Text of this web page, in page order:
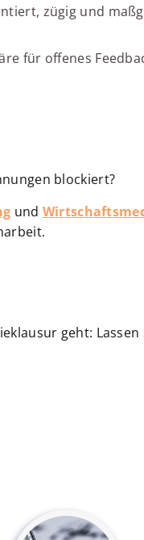
zügig und
für offenes
blockiert?
und
geht: